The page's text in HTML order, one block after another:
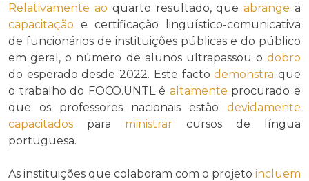
Relativamente ao quarto resultado, queabrange a
capacitação e certificação linguístico-comunicativa
de funcionários de instituições públicas e do público
em geral, o número de alunos ultrapassou o dobro
do esperado desde 2022. Este factodemonstra que
o trabalho do FOCO.UNTL é altamente procurado e
que os professores nacionais estão devidamente
capacitados para ministrar cursos de língua
portuguesa.
As instituições que colaboram com o projeto incluem